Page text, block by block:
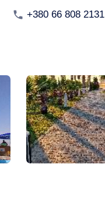
+380 66 808 2131